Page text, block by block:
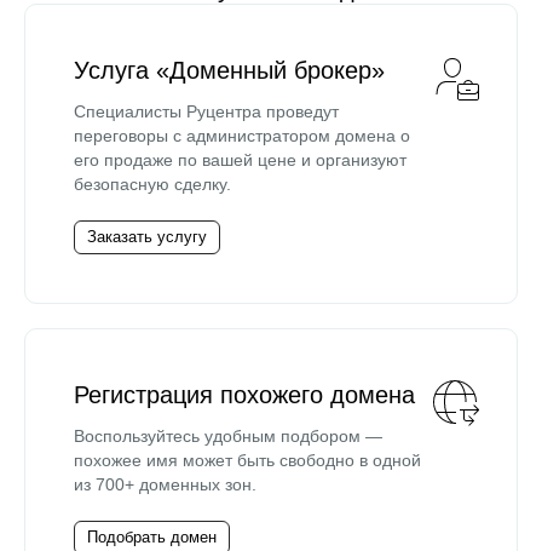
Услуга «Доменный брокер»
Специалисты Руцентра проведут
переговоры с администратором домена о
его продаже по вашей цене и организуют
безопасную сделку.
Заказать услугу
Регистрация похожего домена
Воспользуйтесь удобным подбором —
похожее имя может быть свободно в одной
из 700+ доменных зон.
Подобрать домен